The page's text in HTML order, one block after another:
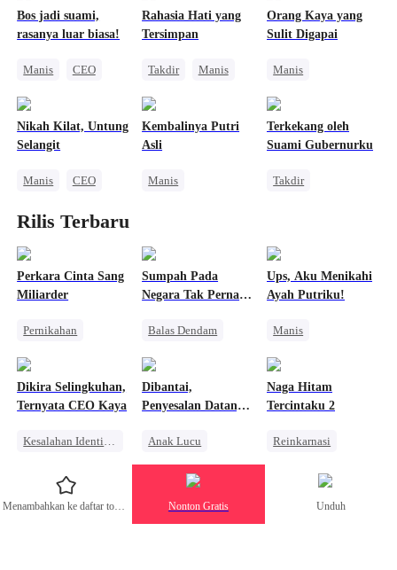
Bos jadi suami,
rasanya luar biasa!
Manis
CEO
Rahasia Hati yang
Tersimpan
Takdir
Manis
Orang Kaya yang
Sulit Digapai
Manis
Nikah Kilat, Untung
Selangit
Manis
CEO
Cinta Setelah Menikah
Kembalinya Putri
Asli
Manis
Kebangkitan
CEO
Terkekang oleh
Suami Gubernurku
Takdir
Cinta Satu Malam
Saling Kejar
Rilis Terbaru
Perkara Cinta Sang
Miliarder
Pernikahan
Salah Paham
Sumpah Pada
Negara Tak Pernah
Balas Dendam
Ups, Aku Menikahi
Ayah Putriku!
Manis
Cinta Satu Malam
Saling Kejar
Dikira Selingkuhan,
Ternyata CEO Kaya
Keluarga
Miliuner
CEO
Dibantai,
Penyesalan Datang
Anak Lucu
Penyesalan
Penuh Intrik
Sakit Hati
Naga Hitam
Tercintaku 2
Reinkarnasi
Pernikahan
Manusia Serigala
Menambahkan ke daftar tontonan Nonton Gratis Unduh